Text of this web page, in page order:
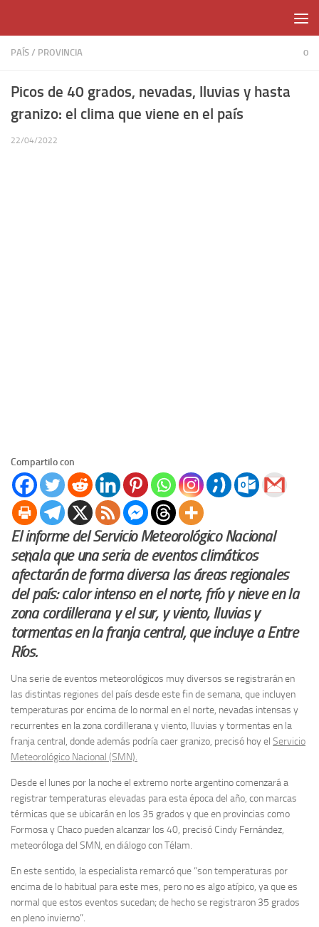
PAÍS / PROVINCIA 0
Picos de 40 grados, nevadas, lluvias y hasta
granizo: el clima que viene en el país
22/04/2022
Compartilo con
El informe del Servicio Meteorológico Nacional
señala que una seria de eventos climáticos
afectarán de forma diversa las áreas regionales
del país: calor intenso en el norte, frío y nieve en la
zona cordillerana y el sur, y viento, lluvias y
tormentas en la franja central, que incluye a Entre
Ríos.
Una serie de eventos meteorológicos muy diversos se registrarán en
las distintas regiones del país desde este fin de semana, que incluyen
temperaturas por encima de lo normal en el norte, nevadas intensas y
recurrentes en la zona cordillerana y viento, lluvias y tormentas en la
franja central, donde además podría caer granizo, precisó hoy el Servicio
Meteorológico Nacional (SMN).
Desde el lunes por la noche el extremo norte argentino comenzará a
registrar temperaturas elevadas para esta época del año, con marcas
térmicas que se ubicarán en los 35 grados y que en provincias como
Formosa y Chaco pueden alcanzar los 40, precisó Cindy Fernández,
meteoróloga del SMN, en diálogo con Télam.
En este sentido, la especialista remarcó que “son temperaturas por
encima de lo habitual para este mes, pero no es algo atípico, ya que es
normal que estos eventos sucedan; de hecho se registraron 35 grados
en pleno invierno”.